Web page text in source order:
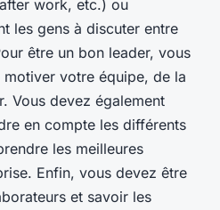
work, etc.) ou
les gens à discuter entre
être un bon leader, vous
votre équipe, de la
Vous devez également
en compte les différents
les meilleures
Enfin, vous devez être
et savoir les